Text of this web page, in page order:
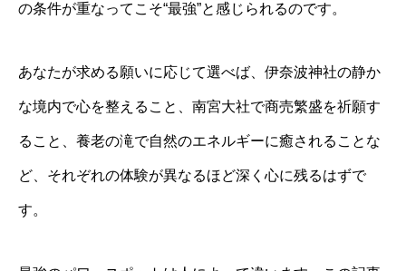
の条件が重なってこそ“最強”と感じられるのです。
あなたが求める願いに応じて選べば、伊奈波神社の静か
な境内で心を整えること、南宮大社で商売繁盛を祈願す
ること、養老の滝で自然のエネルギーに癒されることな
ど、それぞれの体験が異なるほど深く心に残るはずで
す。